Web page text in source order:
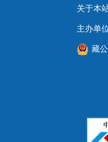
关于本
主办单
藏